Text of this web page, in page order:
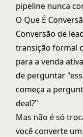
pipeline nunca
O Que É
Conversão de
transição formal
para a venda
de perguntar
começa a
deal?"
Mas não é só
você converte